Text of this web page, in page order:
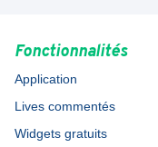
Fonctionnalités
Application
Lives commentés
Widgets gratuits